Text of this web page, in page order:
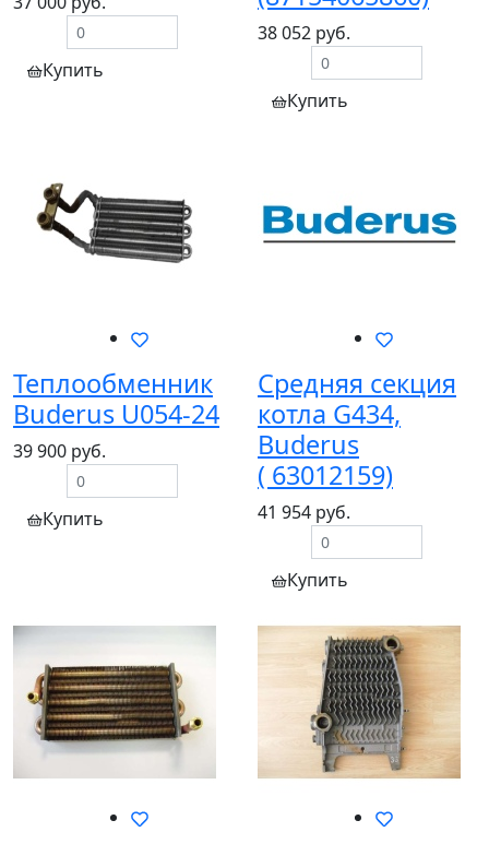
Купить
38 052 руб.
Купить
Теплообменник
Buderus U054-24
39 900 руб.
Купить
Средняя секция
котла G434,
Buderus
( 63012159)
41 954 руб.
Купить